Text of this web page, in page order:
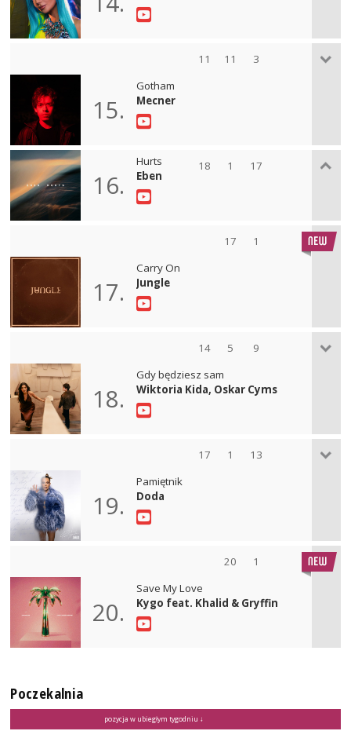
11 11 3
15.
Gotham
Mecner
18 1 17
16.
Hurts
Eben
17 1
17.
Carry On
Jungle
14 5 9
18.
Gdy będziesz sam
Wiktoria Kida, Oskar Cyms
17 1 13
19.
Pamiętnik
Doda
20 1
20.
Save My Love
Kygo feat. Khalid & Gryffin
Poczekalnia
pozycja w ubiegłym tygodniu ↓